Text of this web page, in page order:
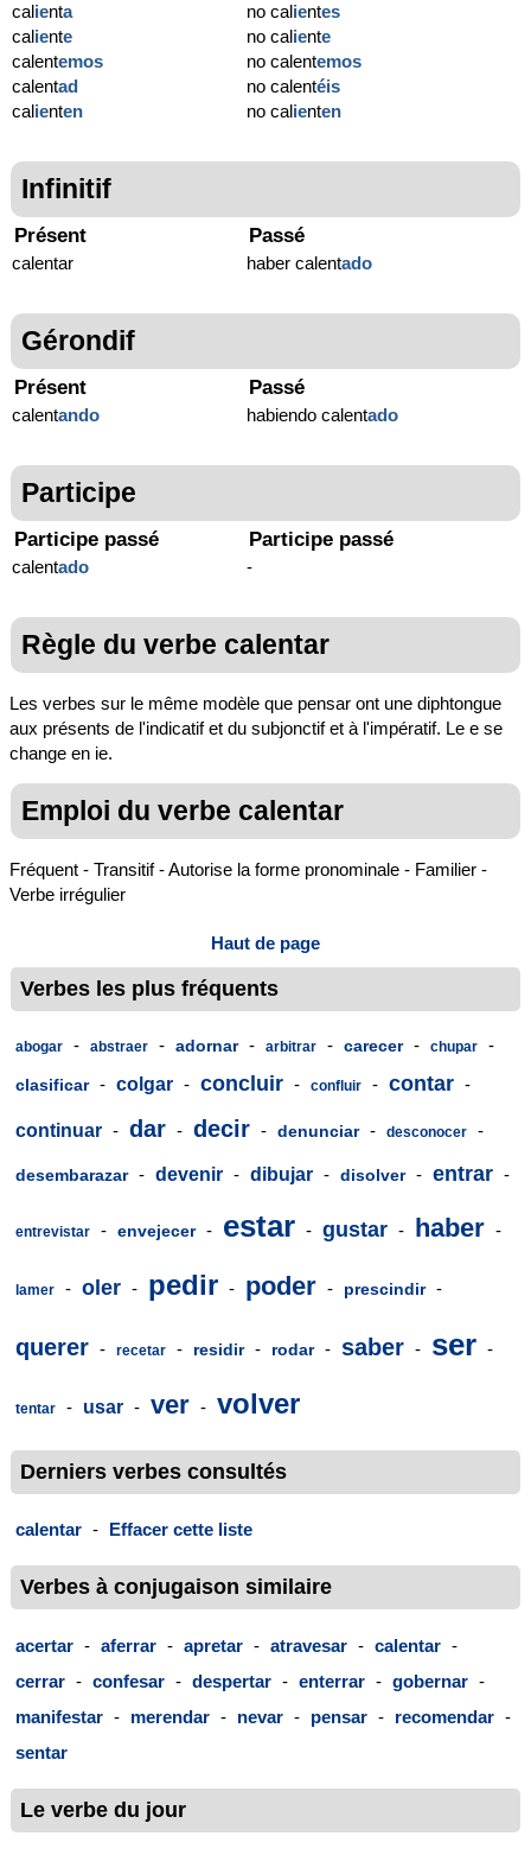
calienta
caliente
calentemos
calentad
calienten
no calientes
no caliente
no calentemos
no calentéis
no calienten
Infinitif
Présent
calentar
Passé
haber calentado
Gérondif
Présent
calentando
Passé
habiendo calentado
Participe
Participe passé
calentado
Participe passé
-
Règle du verbe calentar
Les verbes sur le même modèle que pensar ont une diphtongue
aux présents de l'indicatif et du subjonctif et à l'impératif. Le e se
change en ie.
Emploi du verbe calentar
Fréquent - Transitif - Autorise la forme pronominale - Familier -
Verbe irrégulier
Haut de page
Verbes les plus fréquents
abogar - abstraer - adornar - arbitrar - carecer - chupar -
clasificar - colgar - concluir - confluir - contar -
continuar - dar - decir - denunciar - desconocer -
desembarazar - devenir - dibujar - disolver - entrar -
entrevistar - envejecer - estar - gustar - haber -
lamer - oler - pedir - poder - prescindir -
querer - recetar - residir - rodar - saber - ser -
tentar - usar - ver - volver
Derniers verbes consultés
calentar - Effacer cette liste
Verbes à conjugaison similaire
acertar - aferrar - apretar - atravesar - calentar -
cerrar - confesar - despertar - enterrar - gobernar -
manifestar - merendar - nevar - pensar - recomendar -
sentar
Le verbe du jour